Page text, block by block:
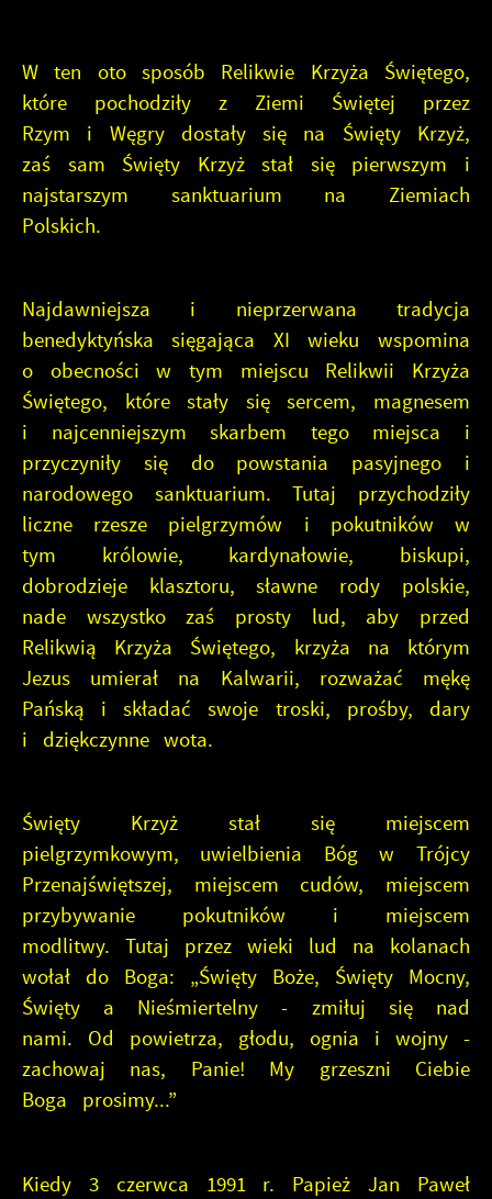
W ten oto sposób Relikwie Krzyża Świętego,
które pochodziły z Ziemi Świętej przez
Rzym i Węgry dostały się na Święty Krzyż,
zaś sam Święty Krzyż stał się pierwszym i
najstarszym sanktuarium na Ziemiach
Polskich.
Najdawniejsza i nieprzerwana tradycja
benedyktyńska sięgająca XI wieku wspomina
o obecności w tym miejscu Relikwii Krzyża
Świętego, które stały się sercem, magnesem
i najcenniejszym skarbem tego miejsca i
przyczyniły się do powstania pasyjnego i
narodowego sanktuarium. Tutaj przychodziły
liczne rzesze pielgrzymów i pokutników w
tym królowie, kardynałowie, biskupi,
dobrodzieje klasztoru, sławne rody polskie,
nade wszystko zaś prosty lud, aby przed
Relikwią Krzyża Świętego, krzyża na którym
Jezus umierał na Kalwarii, rozważać mękę
Pańską i składać swoje troski, prośby, dary
i dziękczynne wota.
Święty Krzyż stał się miejscem
pielgrzymkowym, uwielbienia Bóg w Trójcy
Przenajświętszej, miejscem cudów, miejscem
przybywanie pokutników i miejscem
modlitwy. Tutaj przez wieki lud na kolanach
wołał do Boga: „Święty Boże, Święty Mocny,
Święty a Nieśmiertelny - zmiłuj się nad
nami. Od powietrza, głodu, ognia i wojny -
zachowaj nas, Panie! My grzeszni Ciebie
Boga prosimy...”
Kiedy 3 czerwca 1991 r. Papież Jan Paweł